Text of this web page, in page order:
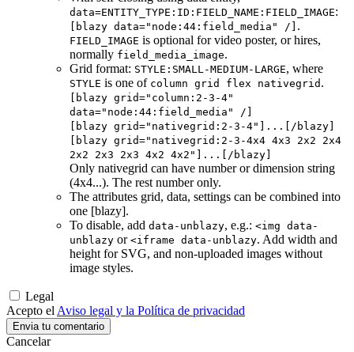
data=ENTITY_TYPE:ID:FIELD_NAME:FIELD_IMAGE:
[blazy data="node:44:field_media" /] .
FIELD_IMAGE is optional for video poster, or hires,
normally field_media_image.
Grid format: STYLE:SMALL-MEDIUM-LARGE, where
STYLE is one of column grid flex nativegrid .
[blazy grid="column:2-3-4"
data="node:44:field_media" /]
[blazy grid="nativegrid:2-3-4"]...[/blazy]
[blazy grid="nativegrid:2-3-4x4 4x3 2x2 2x4
2x2 2x3 2x3 4x2 4x2"]...[/blazy]
Only nativegrid can have number or dimension string
(4x4...). The rest number only.
The attributes grid, data, settings can be combined into
one [blazy].
To disable, add data-unblazy, e.g.: <img data-
unblazy or <iframe data-unblazy. Add width and
height for SVG, and non-uploaded images without
image styles.
Legal
Acepto el Aviso legal y la Política de privacidad
Cancelar